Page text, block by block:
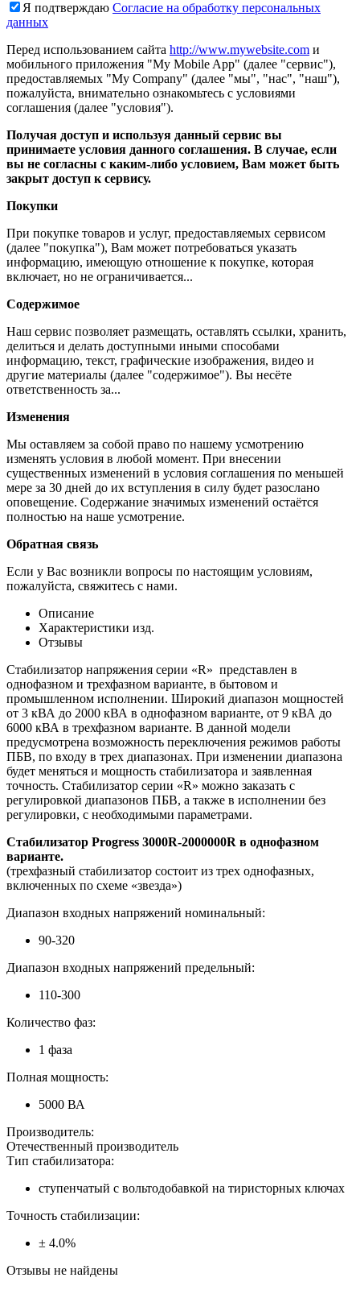
Я подтверждаю Согласие на обработку персональных
данных
Перед использованием сайта http://www.mywebsite.com и
мобильного приложения "My Mobile App" (далее "сервис"),
предоставляемых "My Company" (далее "мы", "нас", "наш"),
пожалуйста, внимательно ознакомьтесь с условиями
соглашения (далее "условия").
Получая доступ и используя данный сервис вы
принимаете условия данного соглашения. В случае, если
вы не согласны с каким-либо условием, Вам может быть
закрыт доступ к сервису.
Покупки
При покупке товаров и услуг, предоставляемых сервисом
(далее "покупка"), Вам может потребоваться указать
информацию, имеющую отношение к покупке, которая
включает, но не ограничивается...
Содержимое
Наш сервис позволяет размещать, оставлять ссылки, хранить,
делиться и делать доступными иными способами
информацию, текст, графические изображения, видео и
другие материалы (далее "содержимое"). Вы несёте
ответственность за...
Изменения
Мы оставляем за собой право по нашему усмотрению
изменять условия в любой момент. При внесении
существенных изменений в условия соглашения по меньшей
мере за 30 дней до их вступления в силу будет разослано
оповещение. Содержание значимых изменений остаётся
полностью на наше усмотрение.
Обратная связь
Если у Вас возникли вопросы по настоящим условиям,
пожалуйста, свяжитесь с нами.
Описание
Характеристики изд.
Отзывы
Стабилизатор напряжения серии «R» представлен в
однофазном и трехфазном варианте, в бытовом и
промышленном исполнении. Широкий диапазон мощностей
от 3 кВА до 2000 кВА в однофазном варианте, от 9 кВА до
6000 кВА в трехфазном варианте. В данной модели
предусмотрена возможность переключения режимов работы
ПБВ, по входу в трех диапазонах. При изменении диапазона
будет меняться и мощность стабилизатора и заявленная
точность. Стабилизатор серии «R» можно заказать с
регулировкой диапазонов ПБВ, а также в исполнении без
регулировки, с необходимыми параметрами.
Стабилизатор Progress 3000R-2000000R в однофазном
варианте.
(трехфазный стабилизатор состоит из трех однофазных,
включенных по схеме «звезда»)
Диапазон входных напряжений номинальный:
90-320
Диапазон входных напряжений предельный:
110-300
Количество фаз:
1 фаза
Полная мощность:
5000 ВА
Производитель:
Отечественный производитель
Тип стабилизатора:
ступенчатый с вольтодобавкой на тиристорных ключах
Точность стабилизации:
± 4.0%
Отзывы не найдены